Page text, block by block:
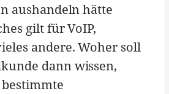
aushandeln hätte
gilt für VoIP,
andere. Woher soll
dann wissen,